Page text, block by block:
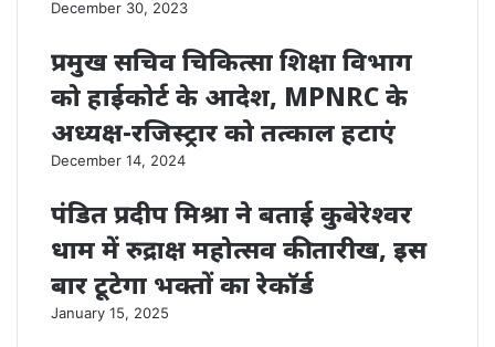
December 30, 2023
प्रमुख सचिव चिकित्सा शिक्षा विभाग
को हाईकोर्ट के आदेश, MPNRC के
अध्यक्ष-रजिस्ट्रार को तत्काल हटाएं
December 14, 2024
पंडित प्रदीप मिश्रा ने बताई कुबेरेश्वर
धाम में रुद्राक्ष महोत्सव की तारीख, इस
बार टूटेगा भक्तों का रेकॉर्ड
January 15, 2025